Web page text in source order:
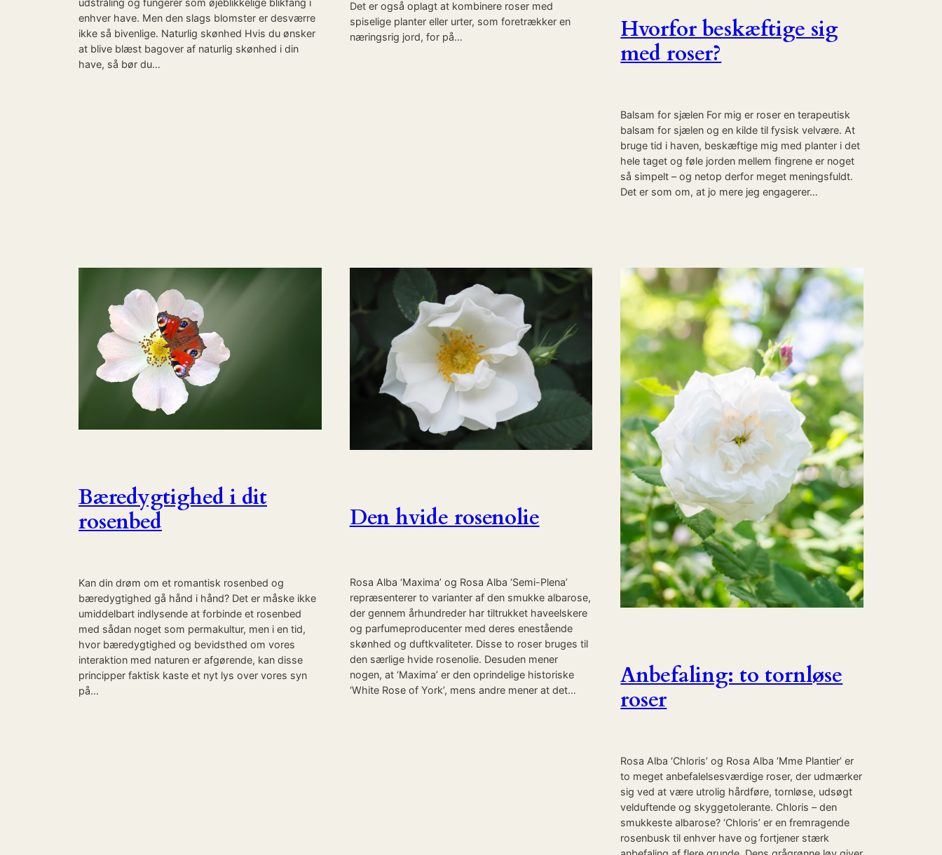
udstråling og fungerer som øjeblikkelige blikfang i
enhver have. Men den slags blomster er desværre
ikke så bivenlige. Naturlig skønhed Hvis du ønsker
at blive blæst bagover af naturlig skønhed i din
have, så bør du…
Det er også oplagt at kombinere roser med
spiselige planter eller urter, som foretrækker en
næringsrig jord, for på…
Hvorfor beskæftige sig
med roser?
Balsam for sjælen For mig er roser en terapeutisk
balsam for sjælen og en kilde til fysisk velvære. At
bruge tid i haven, beskæftige mig med planter i det
hele taget og føle jorden mellem fingrene er noget
så simpelt – og netop derfor meget meningsfuldt.
Det er som om, at jo mere jeg engagerer…
Bæredygtighed i dit
rosenbed
Kan din drøm om et romantisk rosenbed og
bæredygtighed gå hånd i hånd? Det er måske ikke
umiddelbart indlysende at forbinde et rosenbed
med sådan noget som permakultur, men i en tid,
hvor bæredygtighed og bevidsthed om vores
interaktion med naturen er afgørende, kan disse
principper faktisk kaste et nyt lys over vores syn
på…
Den hvide rosenolie
Rosa Alba ‘Maxima’ og Rosa Alba ‘Semi-Plena’
repræsenterer to varianter af den smukke albarose,
der gennem århundreder har tiltrukket haveelskere
og parfumeproducenter med deres enestående
skønhed og duftkvaliteter. Disse to roser bruges til
den særlige hvide rosenolie. Desuden mener
nogen, at ‘Maxima’ er den oprindelige historiske
‘White Rose of York’, mens andre mener at det…
Anbefaling: to tornløse
roser
Rosa Alba ‘Chloris’ og Rosa Alba ‘Mme Plantier’ er
to meget anbefalelsesværdige roser, der udmærker
sig ved at være utrolig hårdføre, tornløse, udsøgt
velduftende og skyggetolerante. Chloris – den
smukkeste albarose? ‘Chloris’ er en fremragende
rosenbusk til enhver have og fortjener stærk